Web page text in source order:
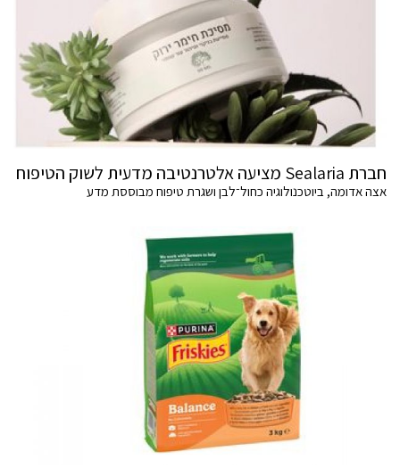
חברת Sealaria מציעה אלטרנטיבה מדעית לשוק הטיפוח
אצה אדומה, ביוטכנולוגיה כחול־לבן ושגרת טיפוח מבוססת מדע